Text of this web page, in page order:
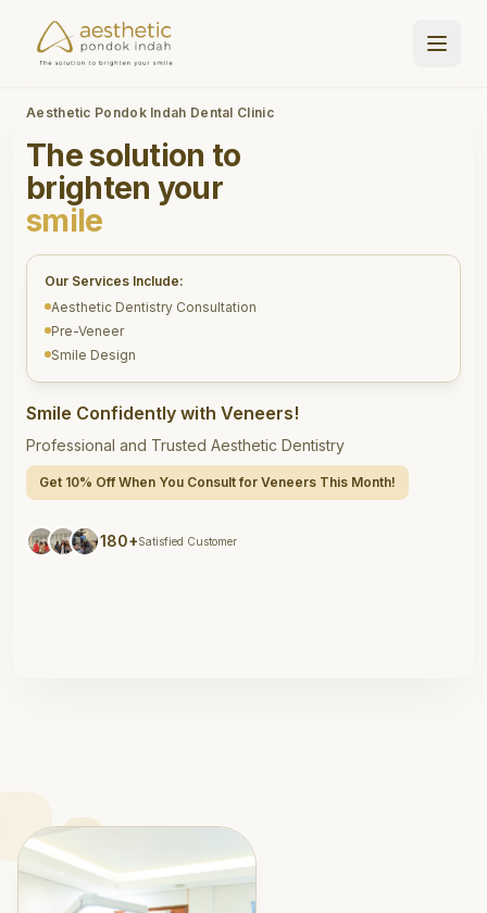
Aesthetic Pondok Indah Dental Clinic
The solution to
brighten your
smile
Our Services Include:
Aesthetic Dentistry Consultation
Pre-Veneer
Smile Design
Smile Confidently with Veneers!
Professional and Trusted Aesthetic Dentistry
Get 10% Off When You Consult for Veneers This Month!
180+Satisfied Customer